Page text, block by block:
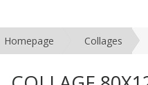
Homepage Collages